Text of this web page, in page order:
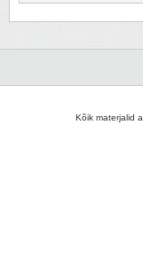
Kõik materjalid